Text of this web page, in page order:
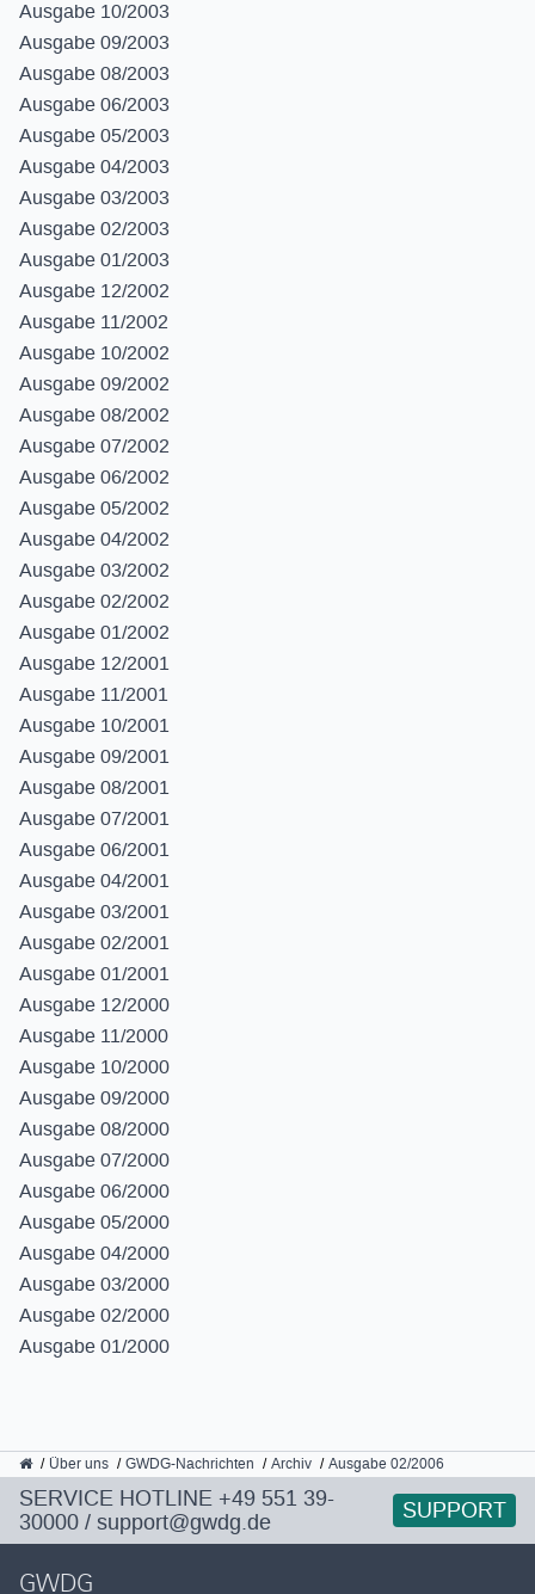
Ausgabe 10/2003
Ausgabe 09/2003
Ausgabe 08/2003
Ausgabe 06/2003
Ausgabe 05/2003
Ausgabe 04/2003
Ausgabe 03/2003
Ausgabe 02/2003
Ausgabe 01/2003
Ausgabe 12/2002
Ausgabe 11/2002
Ausgabe 10/2002
Ausgabe 09/2002
Ausgabe 08/2002
Ausgabe 07/2002
Ausgabe 06/2002
Ausgabe 05/2002
Ausgabe 04/2002
Ausgabe 03/2002
Ausgabe 02/2002
Ausgabe 01/2002
Ausgabe 12/2001
Ausgabe 11/2001
Ausgabe 10/2001
Ausgabe 09/2001
Ausgabe 08/2001
Ausgabe 07/2001
Ausgabe 06/2001
Ausgabe 04/2001
Ausgabe 03/2001
Ausgabe 02/2001
Ausgabe 01/2001
Ausgabe 12/2000
Ausgabe 11/2000
Ausgabe 10/2000
Ausgabe 09/2000
Ausgabe 08/2000
Ausgabe 07/2000
Ausgabe 06/2000
Ausgabe 05/2000
Ausgabe 04/2000
Ausgabe 03/2000
Ausgabe 02/2000
Ausgabe 01/2000
GWDG
Über uns GWDG-Nachrichten Archiv Ausgabe 02/2006
SERVICE HOTLINE +49 551 39-
30000 / support@gwdg.de SUPPORT
GWDG